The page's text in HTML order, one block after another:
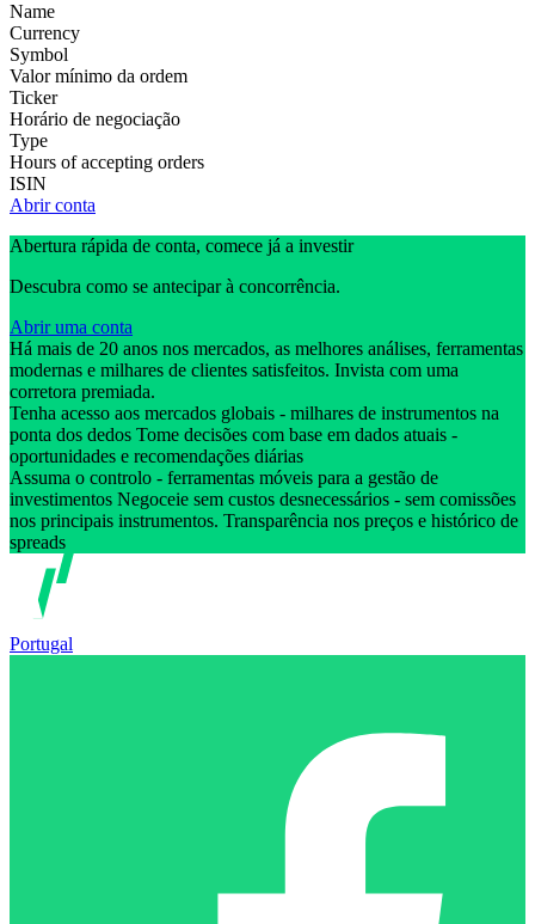
Name
Currency
Symbol
Valor mínimo da ordem
Ticker
Horário de negociação
Type
Hours of accepting orders
ISIN
Abrir conta
Abertura rápida de conta, comece já a investir
Descubra como se antecipar à concorrência.
Abrir uma conta
Há mais de 20 anos nos mercados, as melhores análises, ferramentas
modernas e milhares de clientes satisfeitos. Invista com uma
corretora premiada.
Tenha acesso aos mercados globais - milhares de instrumentos na
ponta dos dedos Tome decisões com base em dados atuais -
oportunidades e recomendações diárias
Assuma o controlo - ferramentas móveis para a gestão de
investimentos Negoceie sem custos desnecessários - sem comissões
nos principais instrumentos. Transparência nos preços e histórico de
spreads
Portugal